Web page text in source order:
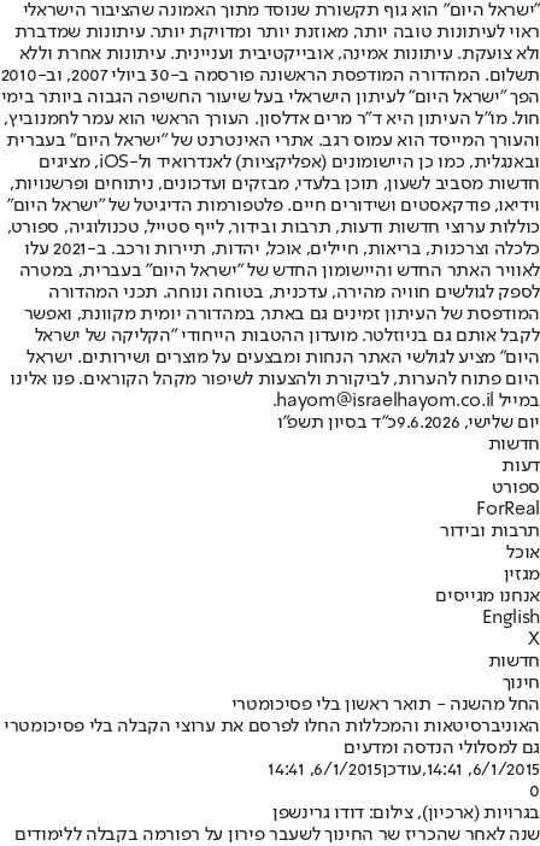
"ישראל היום" הוא גוף תקשורת שנוסד מתוך האמונה שהציבור הישראלי
ראוי לעיתונות טובה יותר, מאוזנת יותר ומדויקת יותר. עיתונות שמדברת
ולא צועקת. עיתונות אמינה, אובייקטיבית ועניינית. עיתונות אחרת וללא
תשלום. המהדורה המודפסת הראשונה פורסמה ב-30 ביולי 2007, וב-2010
הפך "ישראל היום" לעיתון הישראלי בעל שיעור החשיפה הגבוה ביותר בימי
חול. מו"ל העיתון היא ד"ר מרים אדלסון. העורך הראשי הוא עמר לחמנוביץ,
והעורך המייסד הוא עמוס רגב. אתרי האינטרנט של "ישראל היום" בעברית
ובאנגלית, כמו כן היישומונים (אפליקציות) לאנדרואיד ול-iOS, מציגים
חדשות מסביב לשעון, תוכן בלעדי, מבזקים ועדכונים, ניתוחים ופרשנויות,
וידיאו, פודקאסטים ושידורים חיים. פלטפורמות הדיגיטל של "ישראל היום"
כוללות ערוצי חדשות ודעות, תרבות ובידור, לייף סטייל, טכנולוגיה, ספורט,
כלכלה וצרכנות, בריאות, חיילים, אוכל, יהדות, תיירות ורכב. ב-2021 עלו
לאוויר האתר החדש והיישומון החדש של "ישראל היום" בעברית, במטרה
לספק לגולשים חוויה מהירה, עדכנית, בטוחה ונוחה. תכני המהדורה
המודפסת של העיתון זמינים גם באתר, במהדורה יומית מקוונת, ואפשר
לקבל אותם גם בניוזלטר. מועדון ההטבות הייחודי "הקליקה של ישראל
היום" מציע לגולשי האתר הנחות ומבצעים על מוצרים ושירותים. ישראל
היום פתוח להערות, לביקורת ולהצעות לשיפור מקהל הקוראים. פנו אלינו
במייל hayom@israelhayom.co.il.
יום שלישי, 9.6.2026
כ"ד בסיון תשפ"ו
חדשות
דעות
ספורט
ForReal
תרבות ובידור
אוכל
מגזין
אנחנו מגייסים
English
X
חדשות
חינוך
החל מהשנה - תואר ראשון בלי פסיכומטרי
האוניברסיטאות והמכללות החלו לפרסם את ערוצי הקבלה בלי פסיכומטרי
גם למסלולי הנדסה ומדעים
6/1/2015, 14:41
,עודכן6/1/2015, 14:41
0
בגרויות (ארכיון), צילום: דודו גרינשפן
שנה לאחר שהכריז שר החינוך לשעבר פירון על רפורמה בקבלה ללימודים